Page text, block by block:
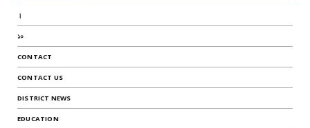
।
১০
CONTACT
CONTACT US
DISTRICT NEWS
EDUCATION